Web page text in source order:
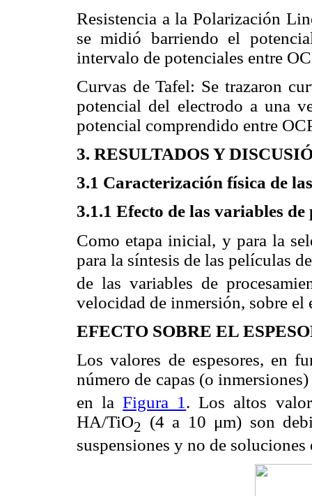
Resistencia a la Polarización
se midió barriendo el
intervalo de potenciales entre
Curvas de Tafel: Se trazaron
potencial del electrodo a una
potencial comprendido entre
3. RESULTADOS Y
3.1 Caracterización física de
3.1.1 Efecto de las variables
Como etapa inicial, y para la
para la síntesis de las películas
de las variables de
velocidad de inmersión, sobre el
EFECTO SOBRE EL
Los valores de espesores, en
número de capas (o
en laFigura 1 . Los altos
HA/TiO2
(4 a 10 μm) son
suspensiones y no de soluciones